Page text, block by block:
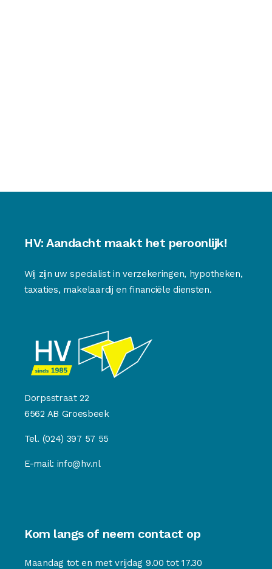
HV: Aandacht maakt het peroonlijk!
Wij zijn uw specialist in verzekeringen, hypotheken,
taxaties, makelaardij en financiële diensten.
Dorpsstraat 22
6562 AB Groesbeek
Tel. (024) 397 57 55
E-mail: info@hv.nl
Kom langs of neem contact op
Maandag tot en met vrijdag 9.00 tot 17.30